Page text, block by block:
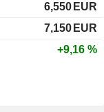
6,550 EUR
7,150 EUR
+9,16 %